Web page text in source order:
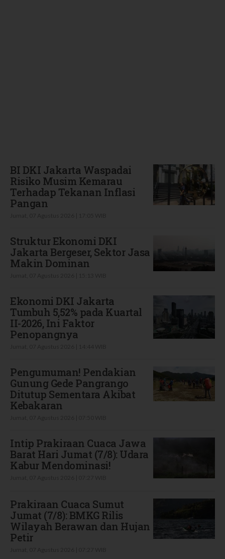
BI DKI Jakarta Waspadai
Risiko Musim Kemarau
Terhadap Tekanan Inflasi
Pangan
Struktur Ekonomi DKI
Jakarta Bergeser, Sektor Jasa
Makin Dominan
Ekonomi DKI Jakarta
Tumbuh 5,52% pada Kuartal
II-2026, Ini Faktor
Penopangnya
Pengumuman! Pendakian
Gunung Gede Pangrango
Ditutup Sementara Akibat
Kebakaran
Intip Prakiraan Cuaca Jawa
Barat Hari Jumat (7/8): Udara
Kabur Mendominasi!
Prakiraan Cuaca Sumut
Jumat (7/8): BMKG Rilis
Wilayah Berawan dan Hujan
Petir